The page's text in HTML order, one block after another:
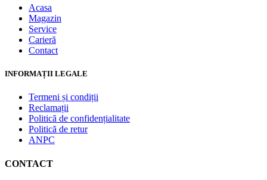
Acasa
Magazin
Service
Carieră
Contact
INFORMAȚII LEGALE
Termeni și condiții
Reclamații
Politică de confidențialitate
Politică de retur
ANPC
CONTACT